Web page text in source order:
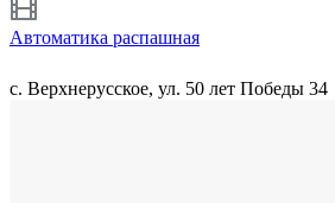
Автоматика распашная
с. Верхнерусское, ул. 50 лет Победы 34